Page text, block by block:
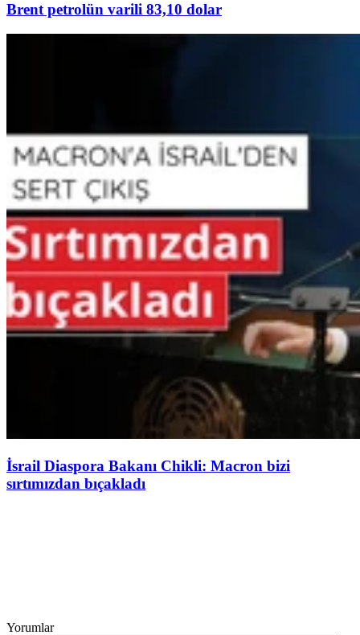
Brent petrolün varili 83,10 dolar
İsrail Diaspora Bakanı Chikli: Macron bizi
sırtımızdan bıçakladı
Yorumlar